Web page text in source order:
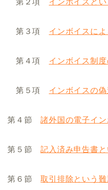
第３項 インボイスに
第４項 インボイス制
第５項 インボイスの偽
第４節諸外国の電子イ
第５節記入済み申告書
第６節取引排除という難